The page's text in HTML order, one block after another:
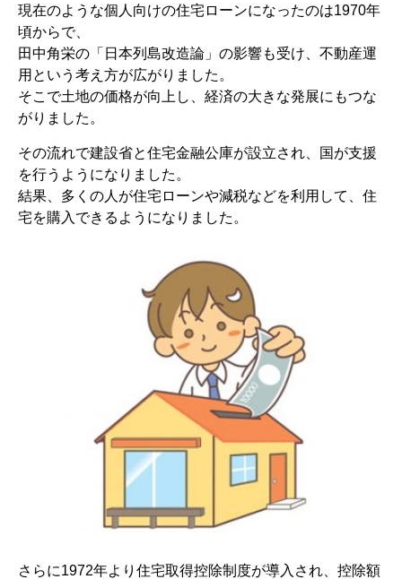
現在のような個人向けの住宅ローンになったのは1970年
頃からで、
田中角栄の「日本列島改造論」の影響も受け、不動産運
用という考え方が広がりました。
そこで土地の価格が向上し、経済の大きな発展にもつな
がりました。
その流れで建設省と住宅金融公庫が設立され、国が支援
を行うようになりました。
結果、多くの人が住宅ローンや減税などを利用して、住
宅を購入できるようになりました。
さらに1972年より住宅取得控除制度が導入され、控除額